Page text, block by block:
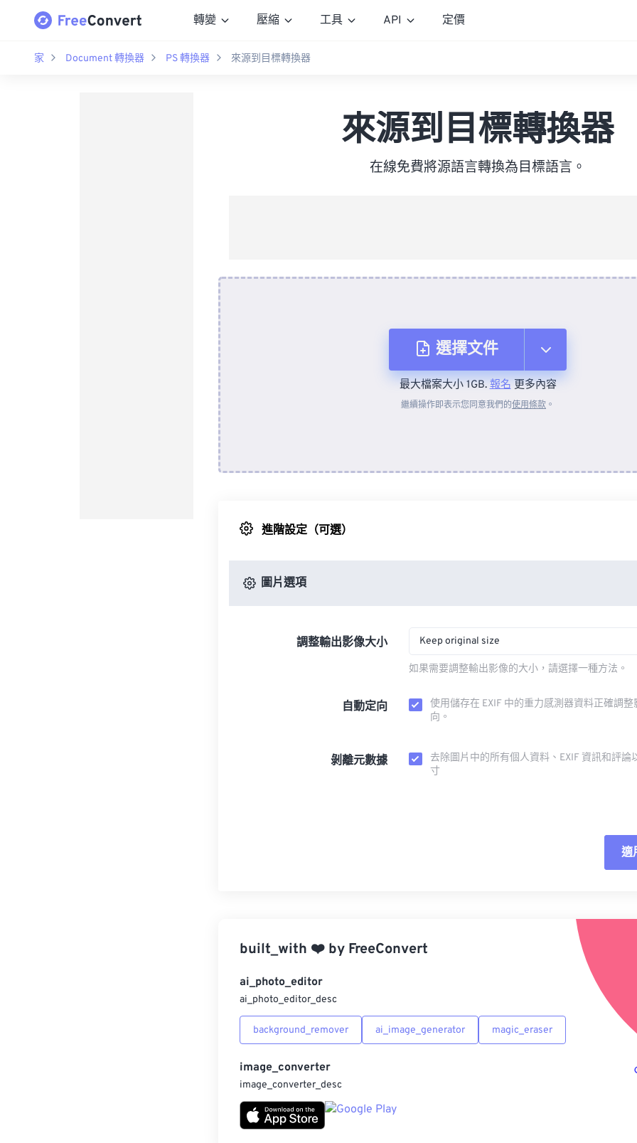
轉變 壓縮 工具 API 定價
家 Document 轉換器 PS 轉換器 來源到目標轉換器
來源到目標轉換器
在線免費將源語言轉換為目標語言。
選擇文件
來自裝置
最大檔案大小 1GB.報名更多內容
繼續操作即表示您同意我們的使用條款 。
進階設定（可選）
圖片選項
調整輸出影像大小 Keep original size
如果需要調整輸出影像的大小，請選擇一種方法。
自動定向
使用儲存在 EXIF 中的重力感測器資料正確調整
向。
剝離元數據
去除圖片中的所有個人資料、EXIF 資訊和評論
寸
適
built_with ❤️ by FreeConvert
ai_photo_editor
ai_photo_editor_desc
background_remover ai_image_generator magic_eraser
image_converter
image_converter_desc